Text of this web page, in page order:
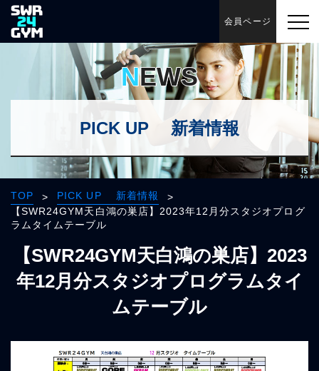
会員ページ
NEWS
PICK UP 新着情報
TOP > PICK UP 新着情報
>
【SWR24GYM天白鴻の巣店】2023年12月分スタジオプログ
ラムタイムテーブル
【SWR24GYM天白鴻の巣店】2023
年12月分スタジオプログラムタイ
ムテーブル